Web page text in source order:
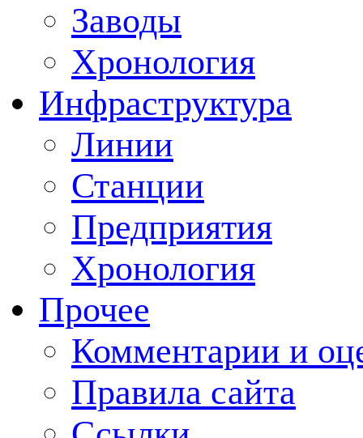
Заводы
Хронология
Инфраструктура
Линии
Станции
Предприятия
Хронология
Прочее
Комментарии и
Правила сайта